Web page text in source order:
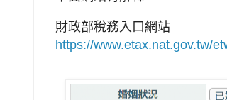
財政部稅務入口網站
https://www.etax.nat.gov.tw/